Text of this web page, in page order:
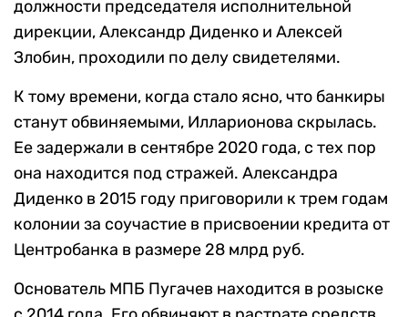
должности председателя исполнительной
дирекции, Александр Диденко и Алексей
Злобин, проходили по делу свидетелями.
К тому времени, когда стало ясно, что банкиры
станут обвиняемыми, Илларионова скрылась.
Ее задержали в сентябре 2020 года, с тех пор
она находится под стражей. Александра
Диденко в 2015 году приговорили к трем годам
колонии за соучастие в присвоении кредита от
Центробанка в размере 28 млрд руб.
Основатель МПБ Пугачев находится в розыске